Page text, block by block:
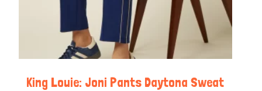
King Louie: Joni Pants Daytona Sweat